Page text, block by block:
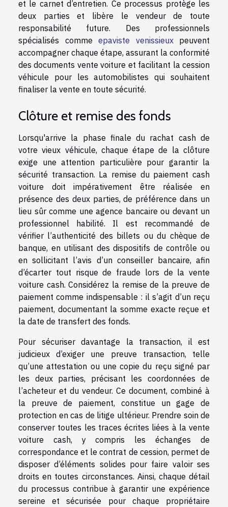
et le carnet d’entretien. Ce processus protège les
deux parties et libère le vendeur de toute
responsabilité future. Des professionnels
spécialisés comme epaviste venissieuxpeuvent
accompagner chaque étape, assurant la conformité
des documents vente voiture et facilitant la cession
véhicule pour les automobilistes qui souhaitent
finaliser la vente en toute sécurité.
Clôture et remise des fonds
Lorsqu'arrive la phase finale du rachat cash de
votre vieux véhicule, chaque étape de la clôture
exige une attention particulière pour garantir la
sécurité transaction. La remise du paiement cash
voiture doit impérativement être réalisée en
présence des deux parties, de préférence dans un
lieu sûr comme une agence bancaire ou devant un
professionnel habilité. Il est recommandé de
vérifier l’authenticité des billets ou du chèque de
banque, en utilisant des dispositifs de contrôle ou
en sollicitant l’avis d’un conseiller bancaire, afin
d’écarter tout risque de fraude lors de la vente
voiture cash. Considérez la remise de la preuve de
paiement comme indispensable : il s’agit d’un reçu
paiement, documentant la somme exacte reçue et
la date de transfert des fonds.
Pour sécuriser davantage la transaction, il est
judicieux d’exiger une preuve transaction, telle
qu’une attestation ou une copie du reçu signé par
les deux parties, précisant les coordonnées de
l’acheteur et du vendeur. Ce document, combiné à
la preuve de paiement, constitue un gage de
protection en cas de litige ultérieur. Prendre soin de
conserver toutes les traces écrites liées à la vente
voiture cash, y compris les échanges de
correspondance et le contrat de cession, permet de
disposer d’éléments solides pour faire valoir ses
droits en toutes circonstances. Ainsi, chaque détail
du processus contribue à garantir une expérience
sereine et sécurisée pour chaque propriétaire